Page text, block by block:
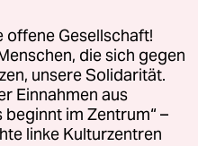
GmbH
Fragen oder für Genehmigungen
Kommune-Richtlinien
Gesellschaft!
die sich gegen
unsere Solidarität.
Einnahmen aus
beginnt im Zentrum“ –
linke Kulturzentren